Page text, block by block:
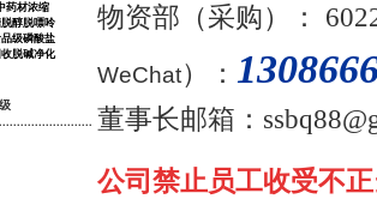
药材浓缩
醇脱嘌呤
级磷酸盐
脱碱净化
··························
物资部（采购）：
WeChat）： 1
董事长邮箱：
公司禁止员工收受不